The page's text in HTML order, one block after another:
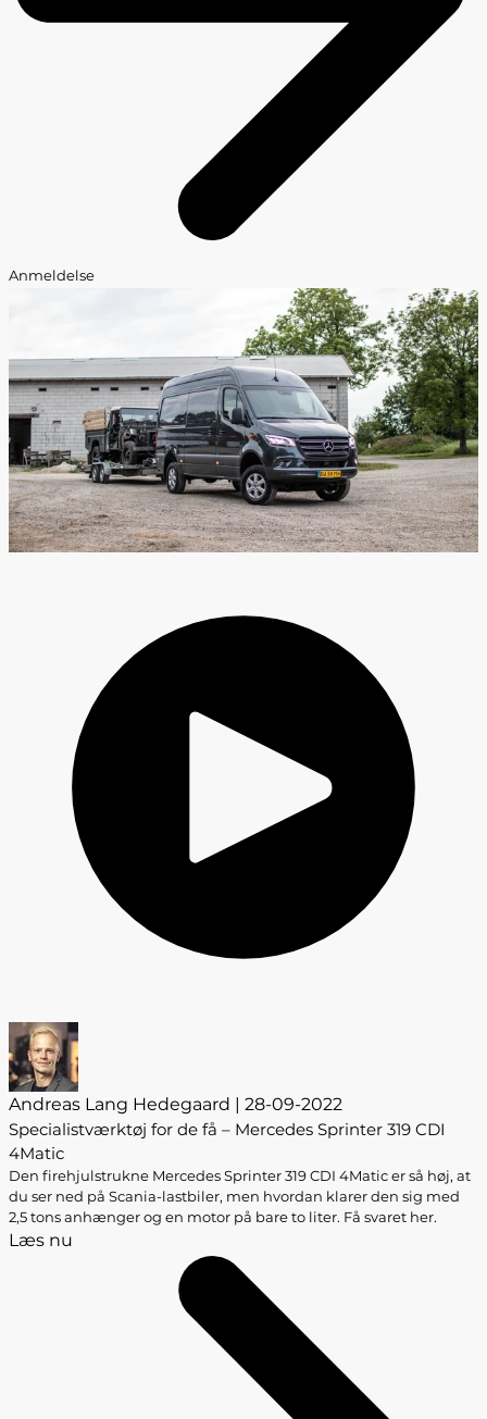
Anmeldelse
Andreas Lang Hedegaard | 28-09-2022
Specialistværktøj for de få – Mercedes Sprinter 319 CDI
4Matic
Den firehjulstrukne Mercedes Sprinter 319 CDI 4Matic er så høj, at
du ser ned på Scania-lastbiler, men hvordan klarer den sig med
2,5 tons anhænger og en motor på bare to liter. Få svaret her.
Læs nu